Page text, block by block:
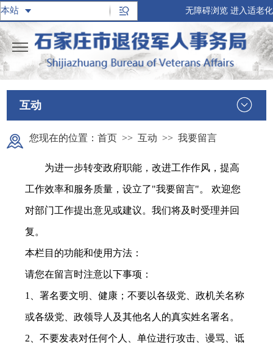
无障碍浏览 进入适老化
互动
您现在的位置：首页 >>互动 >>我要留言
为进一步转变政府职能，改进工作作风，提高
工作效率和服务质量，设立了"我要留言"。 欢迎您
对部门工作提出意见或建议。我们将及时受理并回
复。
本栏目的功能和使用方法：
请您在留言时注意以下事项：
1、署名要文明、健康；不要以各级党、政机关名称
或各级党、政领导人及其他名人的真实姓名署名。
2、不要发表对任何个人、单位进行攻击、谩骂、诋